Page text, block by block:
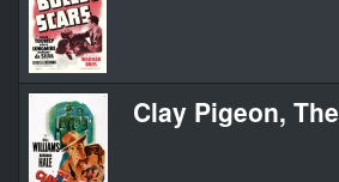
Clay Pigeon, The